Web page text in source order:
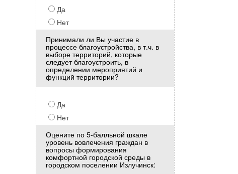
Да
Нет
Принимали ли Вы участие в
процессе благоустройства, в т.ч. в
выборе территорий, которые
следует благоустроить, в
определении мероприятий и
функций территории?
Да
Нет
Оцените по 5-балльной шкале
уровень вовлечения граждан в
вопросы формирования
комфортной городской среды в
городском поселении Излучинск: